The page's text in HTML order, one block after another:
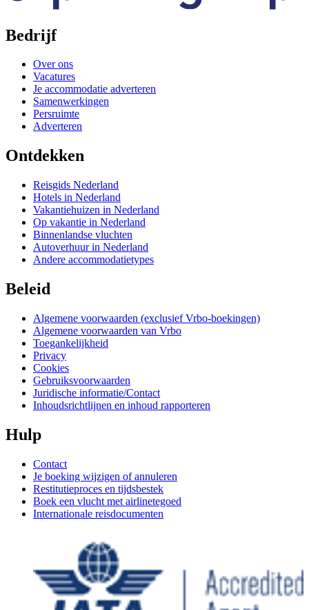
Bedrijf
Over ons
Vacatures
Je accommodatie adverteren
Samenwerkingen
Persruimte
Adverteren
Ontdekken
Reisgids Nederland
Hotels in Nederland
Vakantiehuizen in Nederland
Op vakantie in Nederland
Binnenlandse vluchten
Autoverhuur in Nederland
Andere accommodatietypes
Beleid
Algemene voorwaarden (exclusief Vrbo-boekingen)
Algemene voorwaarden van Vrbo
Toegankelijkheid
Privacy
Cookies
Gebruiksvoorwaarden
Juridische informatie/Contact
Inhoudsrichtlijnen en inhoud rapporteren
Hulp
Contact
Je boeking wijzigen of annuleren
Restitutieproces en tijdsbestek
Boek een vlucht met airlinetegoed
Internationale reisdocumenten